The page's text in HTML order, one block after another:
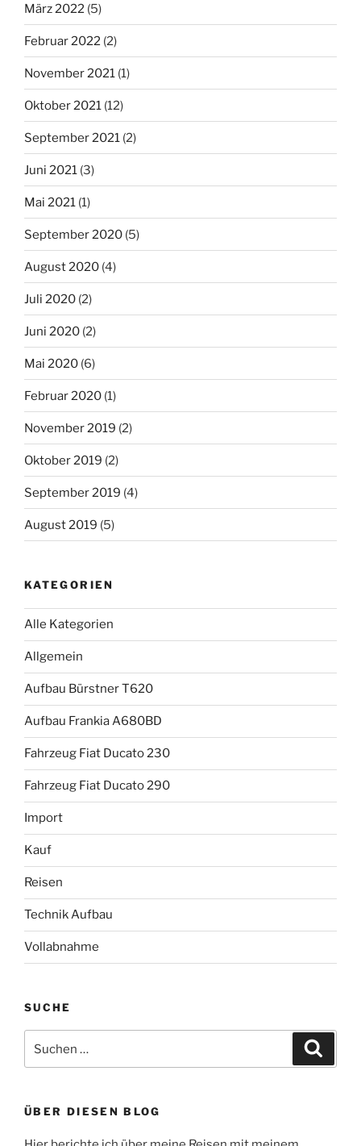
März 2022 (5)
Februar 2022 (2)
November 2021 (1)
Oktober 2021 (12)
September 2021 (2)
Juni 2021 (3)
Mai 2021 (1)
September 2020 (5)
August 2020 (4)
Juli 2020 (2)
Juni 2020 (2)
Mai 2020 (6)
Februar 2020 (1)
November 2019 (2)
Oktober 2019 (2)
September 2019 (4)
August 2019 (5)
KATEGORIEN
Alle Kategorien
Allgemein
Aufbau Bürstner T620
Aufbau Frankia A680BD
Fahrzeug Fiat Ducato 230
Fahrzeug Fiat Ducato 290
Import
Kauf
Reisen
Technik Aufbau
Vollabnahme
SUCHE
ÜBER DIESEN BLOG